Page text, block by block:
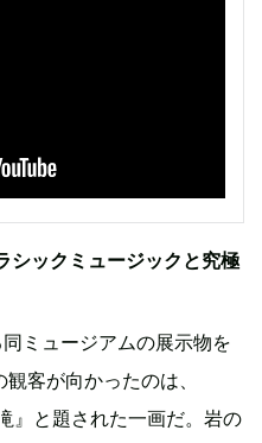
シックミュージックと究極
ミュージアムの展示物を
客が向かったのは、
』と題された一画だ。岩の